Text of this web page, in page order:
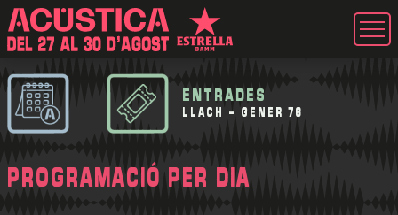
ENTRADES
LLACH - GENER 76
PROGRAMACIÓ PER DIA